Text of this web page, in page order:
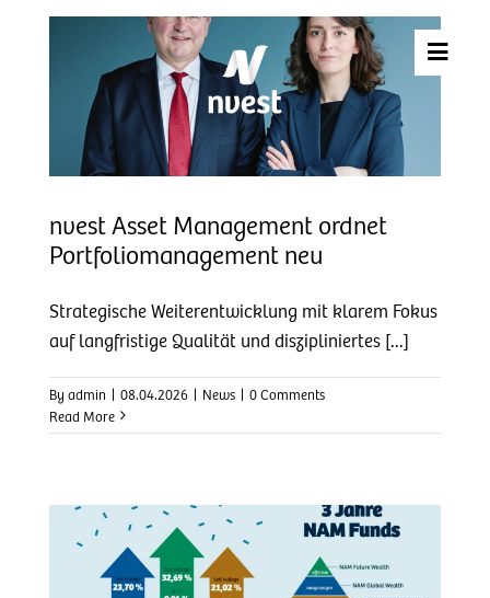
nvest Asset Management ordnet
Portfoliomanagement neu
Strategische Weiterentwicklung mit klarem Fokus
auf langfristige Qualität und diszipliniertes [...]
By admin | 08.04.2026 | News | 0 Comments
Read More